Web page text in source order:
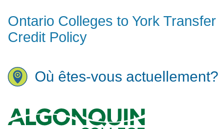
Ontario Colleges to York Transfer
Credit Policy
Où êtes-vous actuellement?